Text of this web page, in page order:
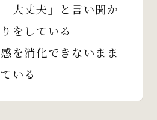
大丈夫」と言い聞か
をしている
を消化できないまま
いる